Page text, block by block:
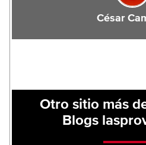
César
Otro sitio más
Blogs